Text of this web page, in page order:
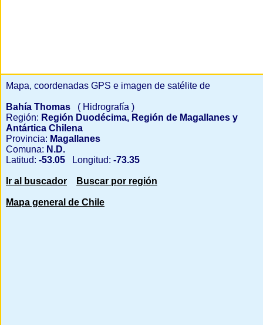
Mapa, coordenadas GPS e imagen de satélite de
Bahía Thomas
( Hidrografía )
Región: Región Duodécima, Región de Magallanes y
Antártica Chilena
Provincia: Magallanes
Comuna: N.D.
Latitud: -53.05 Longitud: -73.35
Ir al buscador Buscar por región
Mapa general de Chile